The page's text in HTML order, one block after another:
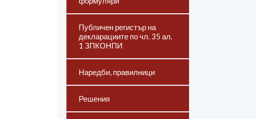
Публичен регистър на
декларациите по чл. 35 ал.
1 ЗПКОНПИ
Наредби, правилници
Решения